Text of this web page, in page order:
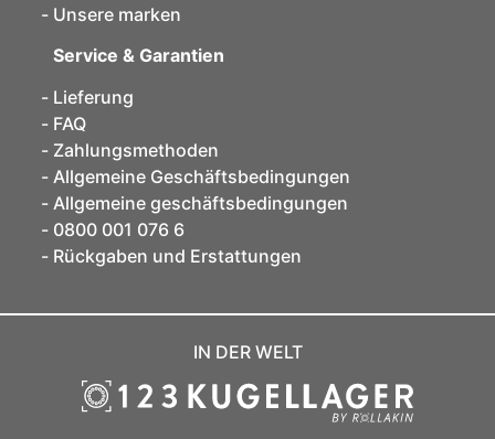
Unsere marken
Service & Garantien
Lieferung
FAQ
Zahlungsmethoden
Allgemeine Geschäftsbedingungen
Allgemeine geschäftsbedingungen
0800 001 076 6
Rückgaben und Erstattungen
IN DER WELT